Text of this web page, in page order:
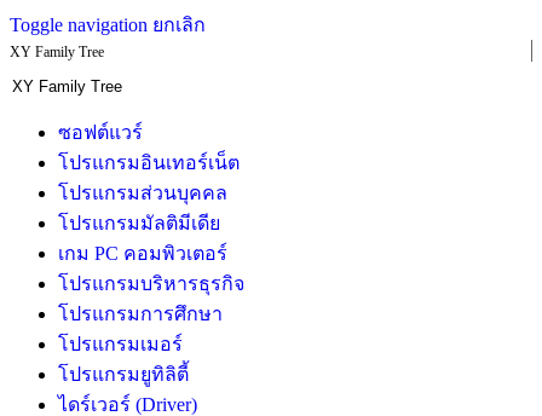
Toggle navigation ยกเลิก
XY Family Tree
ซอฟต์แวร์
โปรแกรมอินเทอร์เน็ต
โปรแกรมส่วนบุคคล
โปรแกรมมัลติมีเดีย
เกม PC คอมพิวเตอร์
โปรแกรมบริหารธุรกิจ
โปรแกรมการศึกษา
โปรแกรมเมอร์
โปรแกรมยูทิลิตี้
ไดร์เวอร์ (Driver)